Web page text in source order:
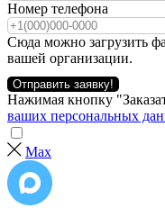
Номер телефона
Сюда можно загрузить
вашей организации.
Отправить заявку!
Нажимая кнопку
ваших персональных
Max